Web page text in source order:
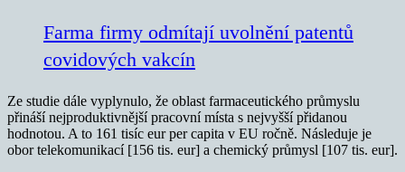
Farma firmy odmítají uvolnění patentů
covidových vakcín
Ze studie dále vyplynulo, že oblast farmaceutického průmyslu
přináší nejproduktivnější pracovní místa s nejvyšší přidanou
hodnotou. A to 161 tisíc eur per capita v EU ročně. Následuje je
obor telekomunikací [156 tis. eur] a chemický průmysl [107 tis. eur].